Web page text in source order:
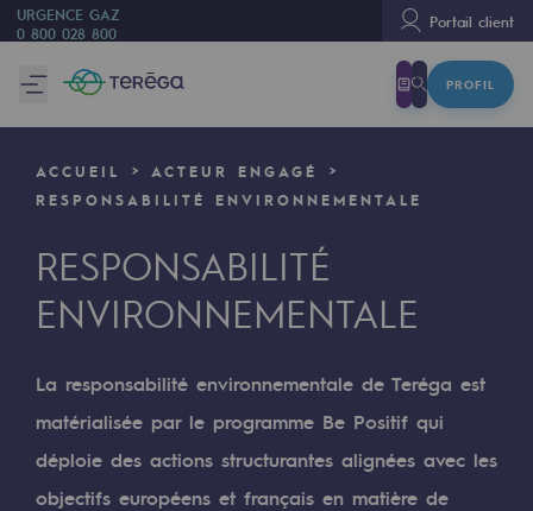
URGENCE GAZ
0 800 028 800
Portail client
PROFIL
Nous sommes
80 ans d'histoire
Teréga
Accélérateur de la transition énergétique
Un réseau local et européen
Une organisation adaptative et ouverte
Une organisation adaptative et
ACCUEIL
ACTEUR ENGAGÉ
RESPONSABILITÉ ENVIRONNEMENTALE
RESPONSABILITÉ
ENVIRONNEMENTALE
La responsabilité environnementale de Teréga est
matérialisée par le programme Be Positif qui
déploie des actions structurantes alignées avec les
objectifs européens et français en matière de